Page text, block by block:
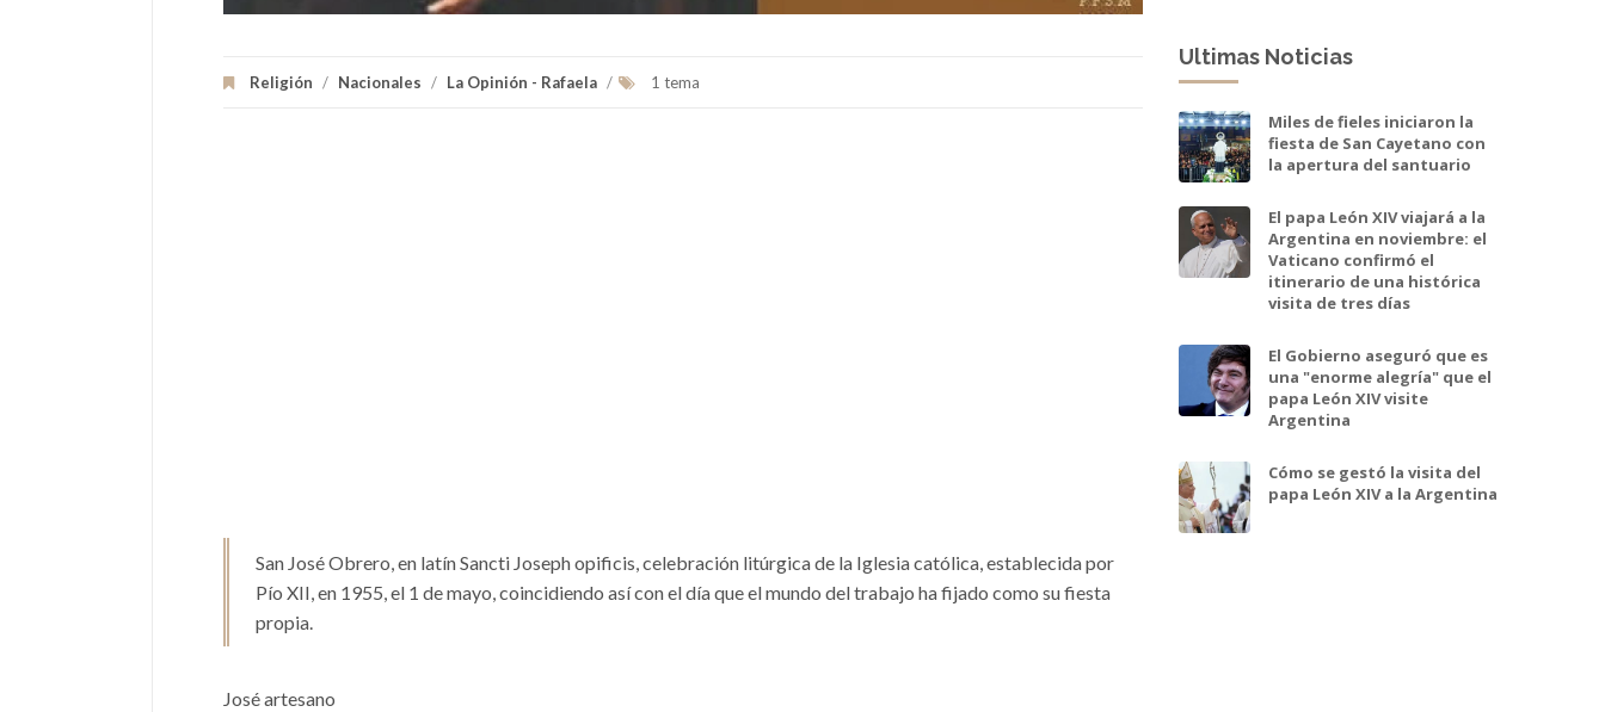
Religión / Nacionales / La Opinión - Rafaela / 1 tema
San José Obrero, en latín Sancti Joseph opificis, celebración litúrgica de la Iglesia católica, establecida por
Pío XII, en 1955, el 1 de mayo, coincidiendo así con el día que el mundo del trabajo ha fijado como su fiesta
propia.
José artesano
Ultimas Noticias
Miles de fieles iniciaron la
fiesta de San Cayetano con
la apertura del santuario
El papa León XIV viajará a la
Argentina en noviembre: el
Vaticano confirmó el
itinerario de una histórica
visita de tres días
El Gobierno aseguró que es
una "enorme alegría" que el
papa León XIV visite
Argentina
Cómo se gestó la visita del
papa León XIV a la Argentina